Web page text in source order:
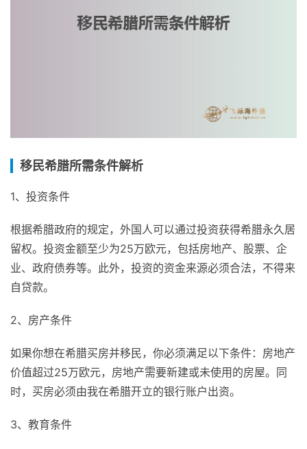
移民希腊所需条件解析
1、投资条件
根据希腊政府的规定，外国人可以通过投资获得希腊永久居
留权。投资金额至少为25万欧元，包括房地产、股票、企
业、政府债券等。此外，投资的资金来源必须合法，不得来
自贷款。
2、房产条件
如果你想在希腊买房并移民，你必须满足以下条件：房地产
价值超过25万欧元，房地产需要新建或未使用的房屋。同
时，买房必须由我在希腊开立的银行账户出资。
3、教育条件